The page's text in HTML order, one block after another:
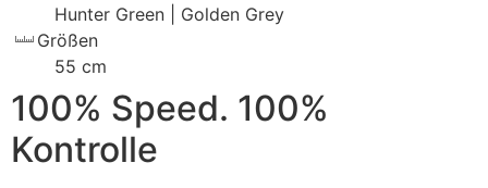
Hunter Green | Golden Grey
Größen
55 cm
100% Speed. 100%
Kontrolle